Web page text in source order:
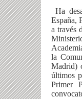
Ha
España,
a través
la
Madrid)
últimos
Primer